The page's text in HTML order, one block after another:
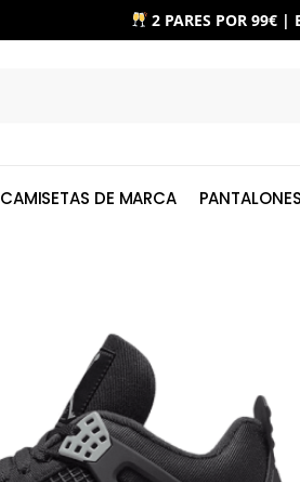
2 PARES POR 99€ |
CAMISETAS DE MARCA